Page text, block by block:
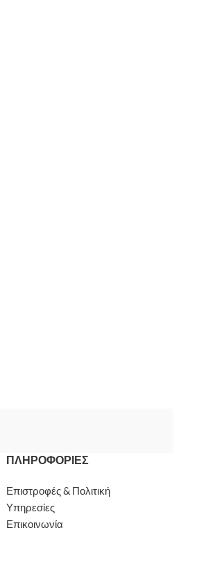
ΠΛΗΡΟΦΟΡΊΕΣ
Επιστροφές & Πολιτική
Υπηρεσίες
Επικοινωνία